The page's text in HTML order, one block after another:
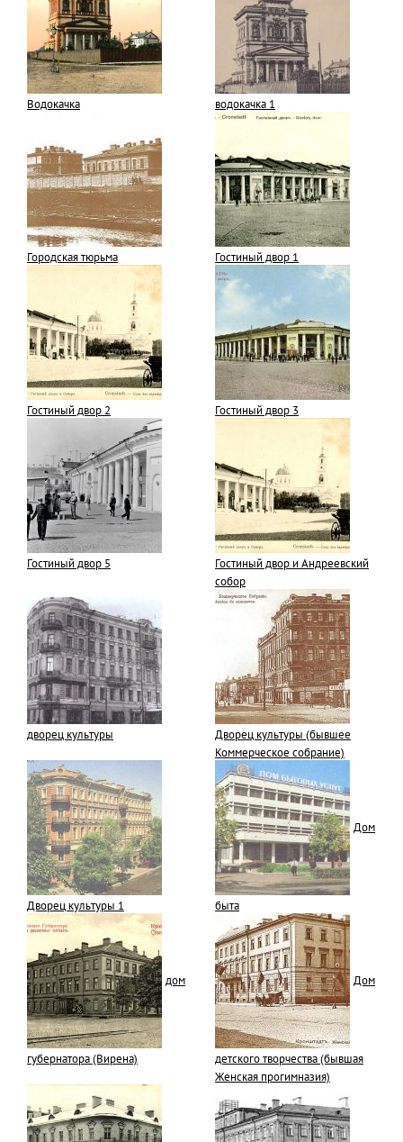
Водокачка водокачка 1
Городская тюрьма Гостиный двор 1
Гостиный двор 2 Гостиный двор 3
Гостиный двор 5
Гостиный двор и Андреевский
собор
дворец культуры
Дворец культуры (бывшее
Коммерческое собрание)
Дворец культуры 1
Дом
быта
дом
губернатора (Вирена)
Дом
детского творчества (бывшая
Женская прогимназия)